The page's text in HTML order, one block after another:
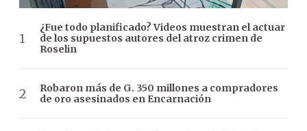
¿Fue todo planificado? Videos muestran el actuar
de los supuestos autores del atroz crimen de
Roselin
Robaron más de G. 350 millones a compradores
de oro asesinados en Encarnación